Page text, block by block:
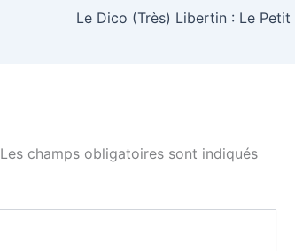
Les champs obligatoires sont indiqués